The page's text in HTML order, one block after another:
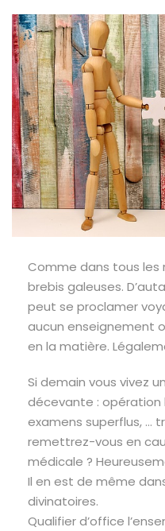
Comme dans tous les
brebis galeuses.
peut se proclamer
aucun enseignement
en la matière.
Si demain vous vivez
décevante : opération
examens superflus, …
remettrez-vous en
médicale ?
Il en est de même
divinatoires.
Qualifier d’office